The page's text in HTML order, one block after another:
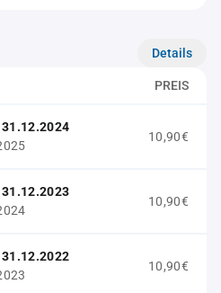
Details
PREIS
10,90€
10,90€
10,90€